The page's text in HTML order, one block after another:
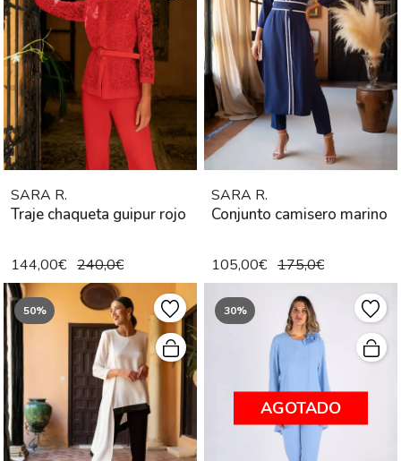
SARA R.
Traje chaqueta guipur rojo
144,00€ 240,0€
SARA R.
Conjunto camisero marino
105,00€ 175,0€
50% 30%
AGOTADO